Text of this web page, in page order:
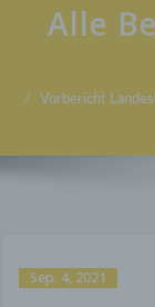
Alle
Vorbericht
Sep. 4, 2021